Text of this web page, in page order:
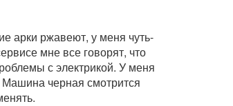
арки ржавеют, у меня чуть-
мне все говорят, что
с электрикой. У меня
Машина черная смотрится